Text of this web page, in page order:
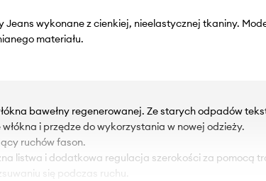
Jeans wykonane z cienkiej, nieelastycznej tkaniny.
materiału.
bawełny regenerowanej. Ze starych odpadów
i przędze do wykorzystania w nowej odzieży.
ruchów fason.
listwa i dodatkowa regulacja szerokości za pomocą
się podczas ruchu.